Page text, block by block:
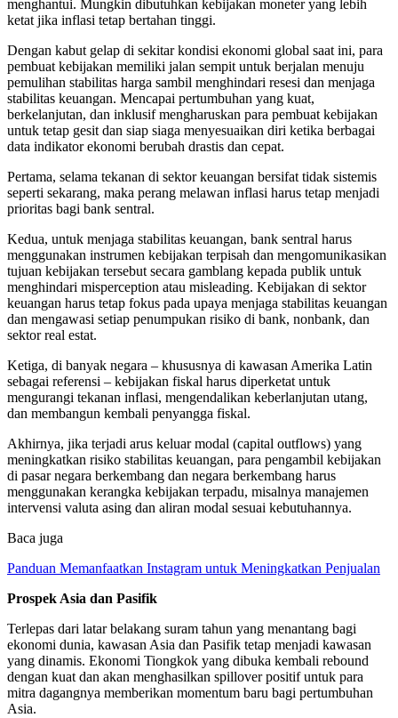
menghantui. Mungkin dibutuhkan kebijakan moneter yang lebih
ketat jika inflasi tetap bertahan tinggi.
Dengan kabut gelap di sekitar kondisi ekonomi global saat ini, para
pembuat kebijakan memiliki jalan sempit untuk berjalan menuju
pemulihan stabilitas harga sambil menghindari resesi dan menjaga
stabilitas keuangan. Mencapai pertumbuhan yang kuat,
berkelanjutan, dan inklusif mengharuskan para pembuat kebijakan
untuk tetap gesit dan siap siaga menyesuaikan diri ketika berbagai
data indikator ekonomi berubah drastis dan cepat.
Pertama, selama tekanan di sektor keuangan bersifat tidak sistemis
seperti sekarang, maka perang melawan inflasi harus tetap menjadi
prioritas bagi bank sentral.
Kedua, untuk menjaga stabilitas keuangan, bank sentral harus
menggunakan instrumen kebijakan terpisah dan mengomunikasikan
tujuan kebijakan tersebut secara gamblang kepada publik untuk
menghindari misperception atau misleading. Kebijakan di sektor
keuangan harus tetap fokus pada upaya menjaga stabilitas keuangan
dan mengawasi setiap penumpukan risiko di bank, nonbank, dan
sektor real estat.
Ketiga, di banyak negara – khususnya di kawasan Amerika Latin
sebagai referensi – kebijakan fiskal harus diperketat untuk
mengurangi tekanan inflasi, mengendalikan keberlanjutan utang,
dan membangun kembali penyangga fiskal.
Akhirnya, jika terjadi arus keluar modal (capital outflows) yang
meningkatkan risiko stabilitas keuangan, para pengambil kebijakan
di pasar negara berkembang dan negara berkembang harus
menggunakan kerangka kebijakan terpadu, misalnya manajemen
intervensi valuta asing dan aliran modal sesuai kebutuhannya.
Baca juga
Panduan Memanfaatkan Instagram untuk Meningkatkan Penjualan
Prospek Asia dan Pasifik
Terlepas dari latar belakang suram tahun yang menantang bagi
ekonomi dunia, kawasan Asia dan Pasifik tetap menjadi kawasan
yang dinamis. Ekonomi Tiongkok yang dibuka kembali rebound
dengan kuat dan akan menghasilkan spillover positif untuk para
mitra dagangnya memberikan momentum baru bagi pertumbuhan
Asia.